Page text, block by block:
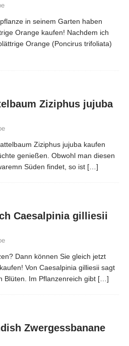
in seinem Garten haben
Orange kaufen! Nachdem ich
Orange (Poncirus trifoliata)
Ziziphus jujuba
Ziziphus jujuba kaufen
genießen. Obwohl man diesen
Süden findet, so ist […]
Caesalpinia gilliesii
Dann können Sie gleich jetzt
Von Caesalpinia gilliesii sagt
Blüten. Im Pflanzenreich gibt […]
Zwergessbanane